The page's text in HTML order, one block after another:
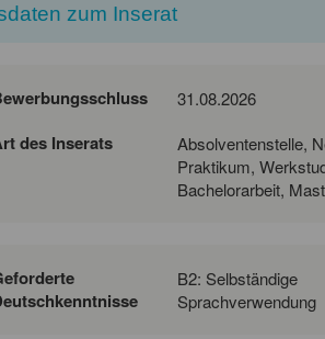
zum Inserat
31.08.2026
des Inserats
Absolventenstelle,
Praktikum,
Bachelorarbeit,
B2: Selbständige
Sprachverwendung